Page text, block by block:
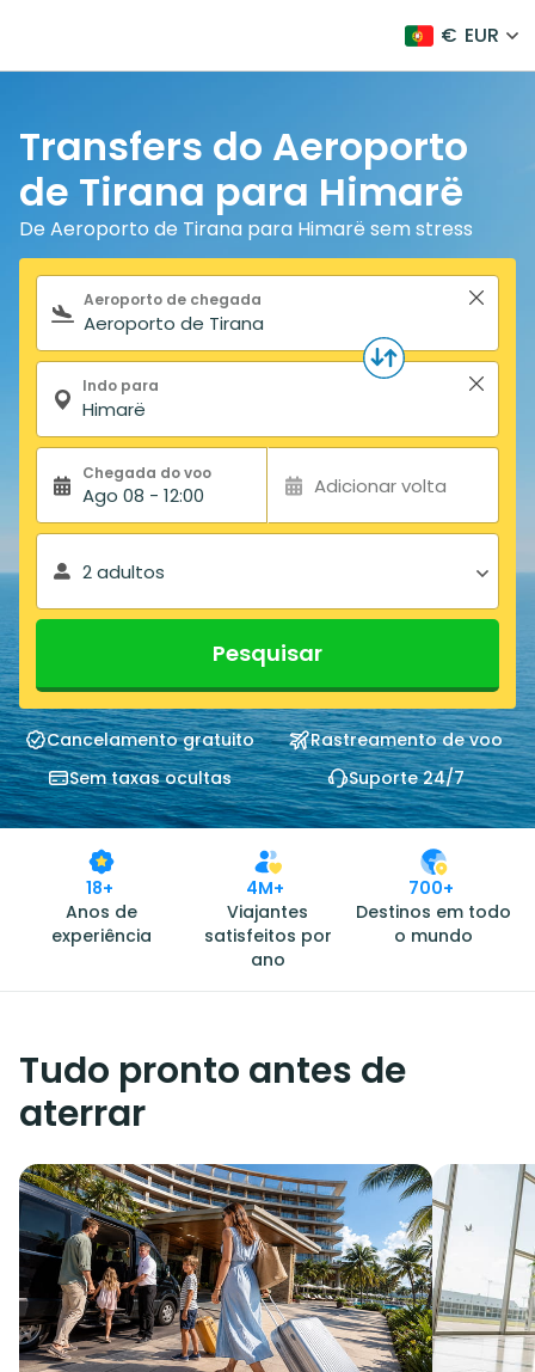
€ EUR
Transfers do Aeroporto
de Tirana para Himarë
De Aeroporto de Tirana para Himarë sem stress
Formulário de pesquisa
Aeroporto de chegada
Indo para
Chegada do voo
Ago 08 - 12:00 Adicionar volta
2 adultos
Pesquisar
Cancelamento gratuito
Rastreamento de voo
Sem taxas ocultas
Suporte 24/7
18+
Anos de
experiência
4M+
Viajantes
satisfeitos por
ano
700+
Destinos em todo
o mundo
Tudo pronto antes de
aterrar